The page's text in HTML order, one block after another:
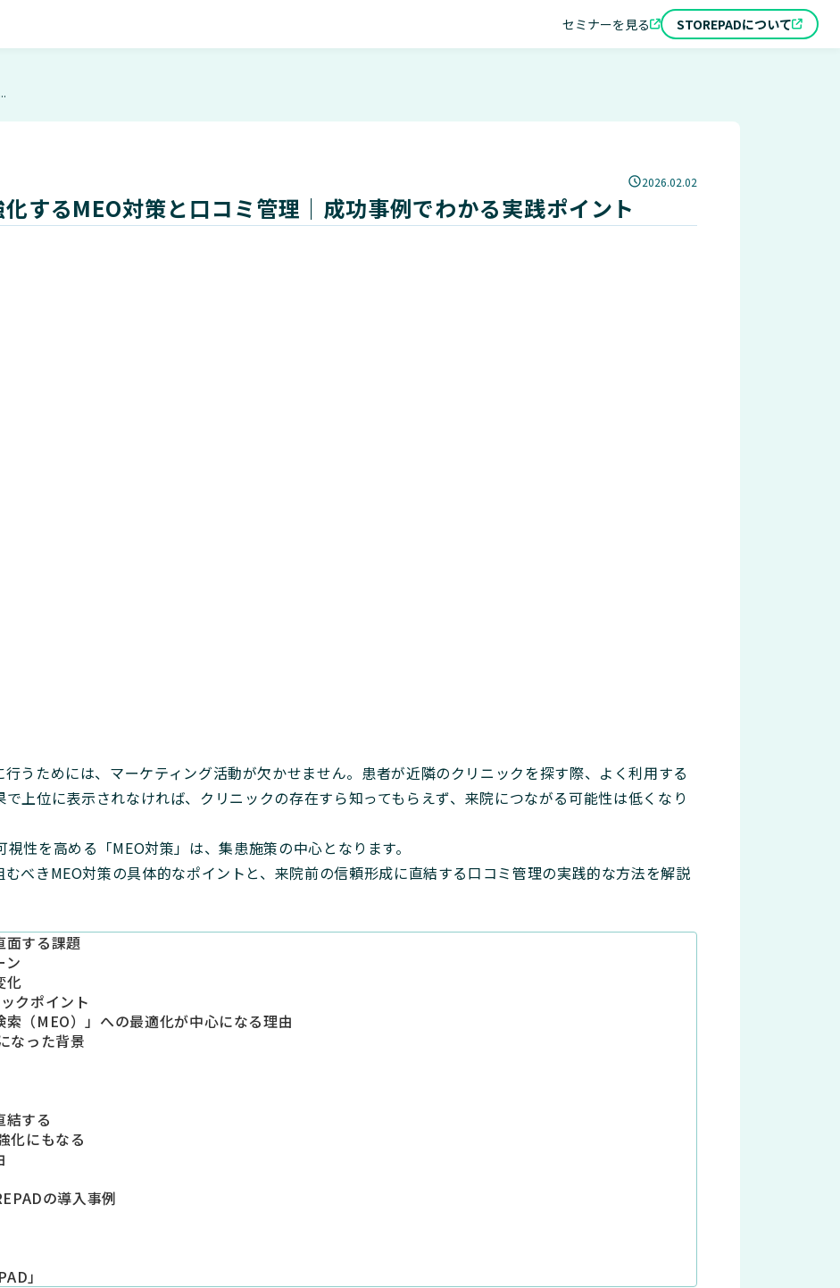
2026.02.02
するMEO対策と口コミ管理｜成功事例でわかる実践ポイント
うためには、マーケティング活動が欠かせません。患者が近隣のクリニックを探す際、よく利用する
上位に表示されなければ、クリニックの存在すら知ってもらえず、来院につながる可能性は低くなり
性を高める「MEO対策」は、集患施策の中心となります。
べきMEO対策の具体的なポイントと、来院前の信頼形成に直結する口コミ管理の実践的な方法を解説
面する課題
ン
化
クポイント
（MEO）」への最適化が中心になる理由
なった背景
結する
化にもなる
の導入事例
」
セミナーを見る STOREPADについて